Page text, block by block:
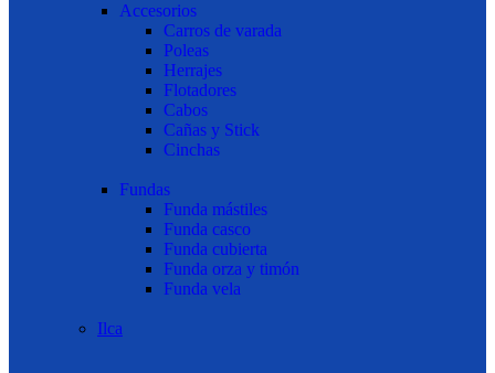
Accesorios
Carros de varada
Poleas
Herrajes
Flotadores
Cabos
Cañas y Stick
Cinchas
Fundas
Funda mástiles
Funda casco
Funda cubierta
Funda orza y timón
Funda vela
Ilca